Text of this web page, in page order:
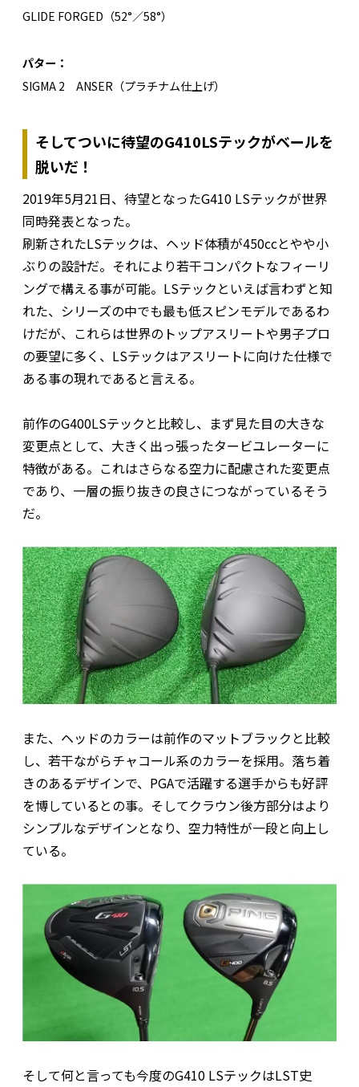
GLIDE FORGED（52°／58°）
パター：
SIGMA 2 ANSER（プラチナム仕上げ）
そしてついに待望のG410LSテックがベールを
脱いだ！
2019年5月21日、待望となったG410 LSテックが世界
同時発表となった。
刷新されたLSテックは、ヘッド体積が450ccとやや小
ぶりの設計だ。それにより若干コンパクトなフィーリ
ングで構える事が可能。LSテックといえば言わずと知
れた、シリーズの中でも最も低スピンモデルであるわ
けだが、これらは世界のトップアスリートや男子プロ
の要望に多く、LSテックはアスリートに向けた仕様で
ある事の現れであると言える。
前作のG400LSテックと比較し、まず見た目の大きな
変更点として、大きく出っ張ったタービユレーターに
特徴がある。これはさらなる空力に配慮された変更点
であり、一層の振り抜きの良さにつながっているそう
だ。
また、ヘッドのカラーは前作のマットブラックと比較
し、若干ながらチャコール系のカラーを採用。落ち着
きのあるデザインで、PGAで活躍する選手からも好評
を博しているとの事。そしてクラウン後方部分はより
シンプルなデザインとなり、空力特性が一段と向上し
ている。
そして何と言っても今度のG410 LSテックはLST史